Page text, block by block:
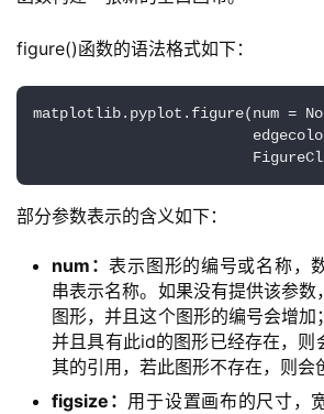
figure()函数的语法格式如下：
matplotlib.pyplot.figure(num =
部分参数表示的含义如下：
num：表示图形的编号或名称，
串表示名称。如果没有提供该参数
图形，并且这个图形的编号会增加
并且具有此id的图形已经存在，则
其的引用，若此图形不存在，则会
figsize： 用于设置画布的尺寸，